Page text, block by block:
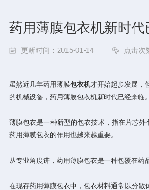
药用薄膜包衣机新时代
更新时间：2015-01-14 点击次
虽然近几年药用薄膜包衣机才开始起步发展，
的机械设备，药用薄膜包衣机新时代已经来临。
薄膜包衣是一种新型的包衣技术，指在片芯
药用薄膜包衣的作用也越来越重要。
从专业角度讲，药用薄膜包衣是一种包覆在药
在现存药用薄膜包衣中，包衣材料通常以分